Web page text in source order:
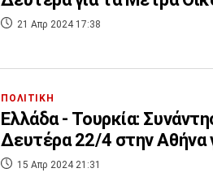
21 Απρ 2024 17:38
ΠΟΛΙΤΙΚΗ
Ελλάδα - Τουρκία:
Δευτέρα 22/4 στην Αθήνα
15 Απρ 2024 21:31